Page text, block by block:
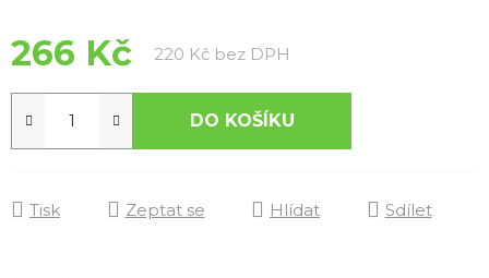
266 Kč 220 Kč bez DPH
DO KOŠÍKU
Tisk Zeptat se Hlídat Sdílet